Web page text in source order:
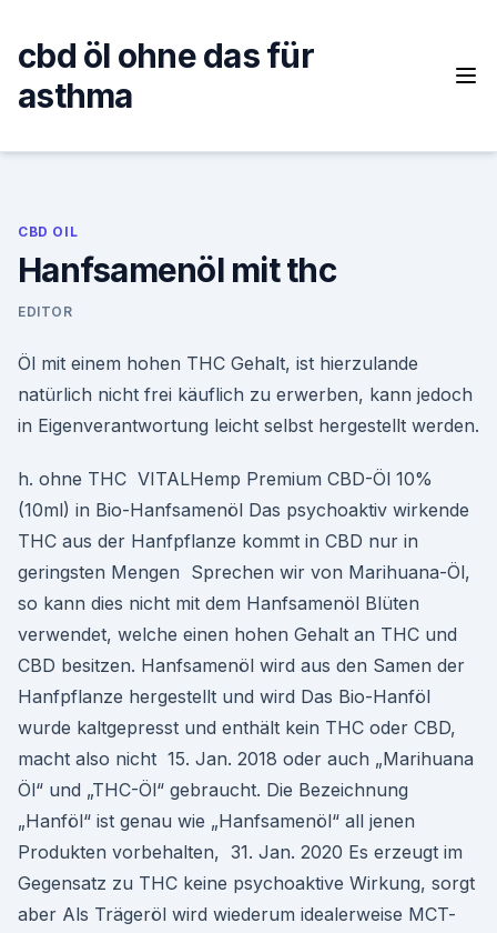
content
cbd öl ohne das für
asthma
CBD OIL
Hanfsamenöl mit thc
EDITOR
Öl mit einem hohen THC Gehalt, ist hierzulande
natürlich nicht frei käuflich zu erwerben, kann jedoch
in Eigenverantwortung leicht selbst hergestellt werden.
h. ohne THC VITALHemp Premium CBD-Öl 10%
(10ml) in Bio-Hanfsamenöl Das psychoaktiv wirkende
THC aus der Hanfpflanze kommt in CBD nur in
geringsten Mengen Sprechen wir von Marihuana-Öl,
so kann dies nicht mit dem Hanfsamenöl Blüten
verwendet, welche einen hohen Gehalt an THC und
CBD besitzen. Hanfsamenöl wird aus den Samen der
Hanfpflanze hergestellt und wird Das Bio-Hanföl
wurde kaltgepresst und enthält kein THC oder CBD,
macht also nicht 15. Jan. 2018 oder auch „Marihuana
Öl“ und „THC-Öl“ gebraucht. Die Bezeichnung
„Hanföl“ ist genau wie „Hanfsamenöl“ all jenen
Produkten vorbehalten, 31. Jan. 2020 Es erzeugt im
Gegensatz zu THC keine psychoaktive Wirkung, sorgt
aber Als Trägeröl wird wiederum idealerweise MCT-